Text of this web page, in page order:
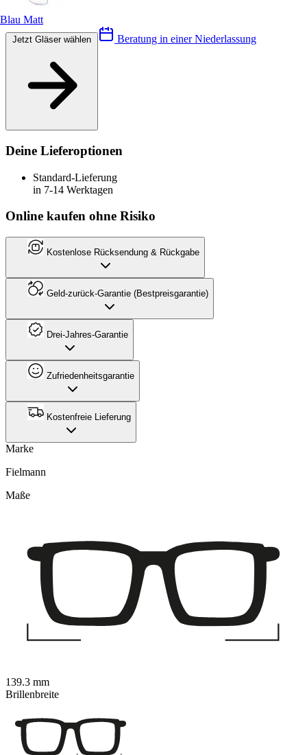
Blau Matt
Beratung in einer Niederlassung
Deine Lieferoptionen
Standard-Lieferung
in 7-14 Werktagen
Online kaufen ohne Risiko
Kostenlose Rücksendung & Rückgabe
Geld-zurück-Garantie (Bestpreisgarantie)
Drei-Jahres-Garantie
Zufriedenheitsgarantie
Kostenfreie Lieferung
Marke
Fielmann
Maße
139.3 mm
Brillenbreite